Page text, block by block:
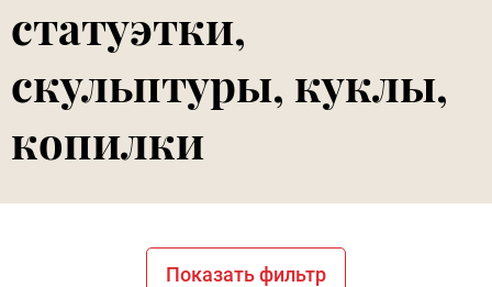
статуэтки,
скульптуры, куклы,
копилки
Показать фильтр